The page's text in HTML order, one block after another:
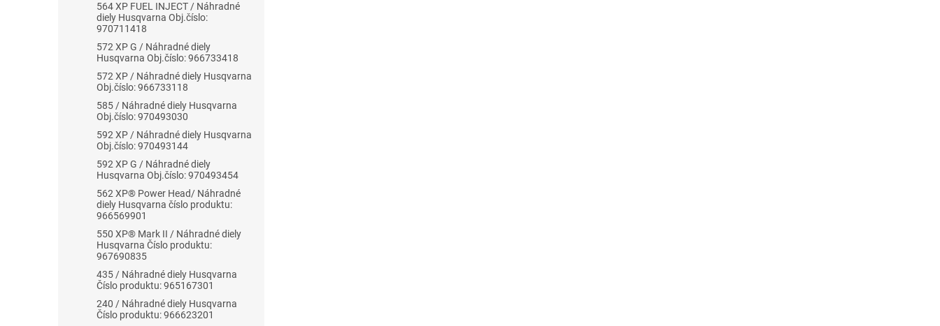
564 XP FUEL INJECT / Náhradné
diely Husqvarna Obj.číslo:
970711418
572 XP G / Náhradné diely
Husqvarna Obj.číslo: 966733418
572 XP / Náhradné diely Husqvarna
Obj.číslo: 966733118
585 / Náhradné diely Husqvarna
Obj.číslo: 970493030
592 XP / Náhradné diely Husqvarna
Obj.číslo: 970493144
592 XP G / Náhradné diely
Husqvarna Obj.číslo: 970493454
562 XP® Power Head/ Náhradné
diely Husqvarna číslo produktu:
966569901
550 XP® Mark II / Náhradné diely
Husqvarna Číslo produktu:
967690835
435 / Náhradné diely Husqvarna
Číslo produktu: 965167301
240 / Náhradné diely Husqvarna
Číslo produktu: 966623201